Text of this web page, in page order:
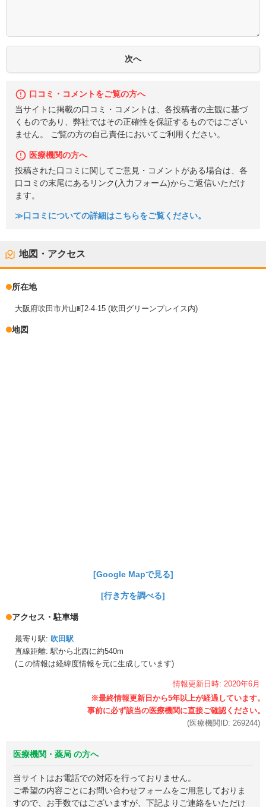
口コミ・コメントをご覧の方へ
当サイトに掲載の口コミ・コメントは、各投稿者の主観に基づ
くものであり、弊社ではその正確性を保証するものではござい
ません。 ご覧の方の自己責任においてご利用ください。
医療機関の方へ
投稿された口コミに関してご意見・コメントがある場合は、各
口コミの末尾にあるリンク(入力フォーム)からご返信いただけ
ます。
≫口コミについての詳細はこちらをご覧ください。
地図・アクセス
所在地
大阪府吹田市片山町2-4-15 (吹田グリーンプレイス内)
地図
[Google Mapで見る]
[行き方を調べる]
アクセス・駐車場
最寄り駅: 吹田駅
直線距離: 駅から北西に約540m
(この情報は経緯度情報を元に生成しています)
情報更新日時: 2020年6月
(医療機関ID: 269244)
医療機関・薬局 の方へ
当サイトはお電話での対応を行っておりません。
ご希望の内容ごとにお問い合わせフォームをご用意しておりま
すので、お手数ではございますが、下記よりご連絡をいただけ